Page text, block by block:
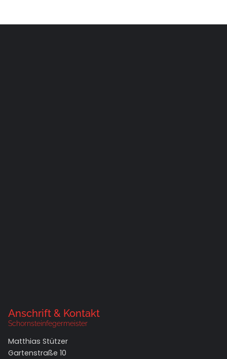
Anschrift & Kontakt
Schornsteinfegermeister
Matthias Stützer
Gartenstraße 10